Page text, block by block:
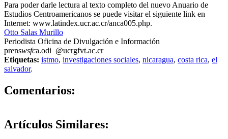
Para poder darle lectura al texto completo del nuevo Anuario de
Estudios Centroamericanos se puede visitar el siguiente link en
Internet: www.latindex.ucr.ac.cr/anca005.php.
Otto Salas Murillo
Periodista Oficina de Divulgación e Información
prenswsfca.odi @ucrgfvt.ac.cr
Etiquetas: istmo, investigaciones sociales, nicaragua, costa rica, el
salvador.
Comentarios:
Artículos Similares: